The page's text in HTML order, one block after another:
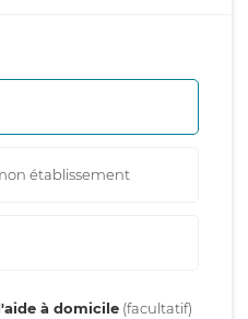
établissement
à domicile